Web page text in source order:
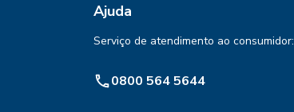
Ajuda
Serviço de atendimento ao consumidor:
0800 564 5644